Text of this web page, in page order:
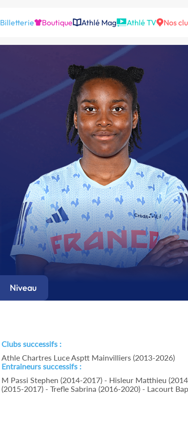
Billetterie Boutique Athlé Mag Athlé TV Nos
Niveau
Clubs successifs :
Athle Chartres Luce Asptt Mainvilliers (2013-2026)
Entraineurs successifs :
M Passi Stephen (2014-2017) - Hisleur Matthieu
(2015-2017) - Trefle Sabrina (2016-2020) - Lacourt